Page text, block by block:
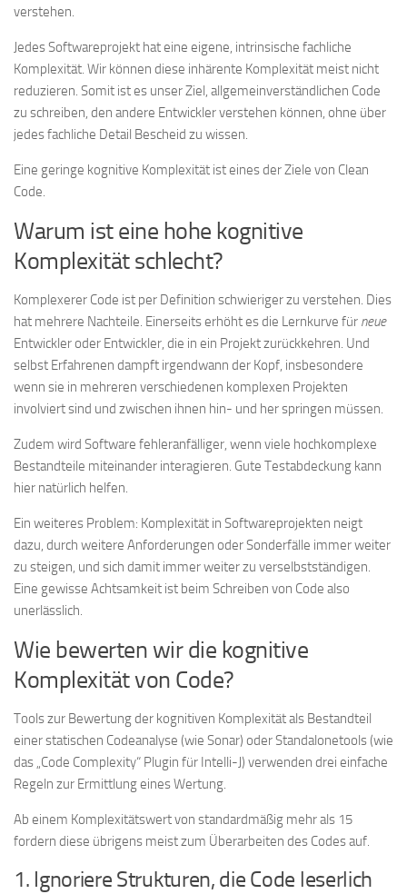
verstehen.
Jedes Softwareprojekt hat eine eigene, intrinsische fachliche
Komplexität. Wir können diese inhärente Komplexität meist nicht
reduzieren. Somit ist es unser Ziel, allgemeinverständlichen Code
zu schreiben, den andere Entwickler verstehen können, ohne über
jedes fachliche Detail Bescheid zu wissen.
Eine geringe kognitive Komplexität ist eines der Ziele von Clean
Code.
Warum ist eine hohe kognitive
Komplexität schlecht?
Komplexerer Code ist per Definition schwieriger zu verstehen. Dies
hat mehrere Nachteile. Einerseits erhöht es die Lernkurve für neue
Entwickler oder Entwickler, die in ein Projekt zurückkehren. Und
selbst Erfahrenen dampft irgendwann der Kopf, insbesondere
wenn sie in mehreren verschiedenen komplexen Projekten
involviert sind und zwischen ihnen hin- und her springen müssen.
Zudem wird Software fehleranfälliger, wenn viele hochkomplexe
Bestandteile miteinander interagieren. Gute Testabdeckung kann
hier natürlich helfen.
Ein weiteres Problem: Komplexität in Softwareprojekten neigt
dazu, durch weitere Anforderungen oder Sonderfälle immer weiter
zu steigen, und sich damit immer weiter zu verselbstständigen.
Eine gewisse Achtsamkeit ist beim Schreiben von Code also
unerlässlich.
Wie bewerten wir die kognitive
Komplexität von Code?
Tools zur Bewertung der kognitiven Komplexität als Bestandteil
einer statischen Codeanalyse (wie Sonar) oder Standalonetools (wie
das „Code Complexity“ Plugin für Intelli-J) verwenden drei einfache
Regeln zur Ermittlung eines Wertung.
Ab einem Komplexitätswert von standardmäßig mehr als 15
fordern diese übrigens meist zum Überarbeiten des Codes auf.
1. Ignoriere Strukturen, die Code leserlich